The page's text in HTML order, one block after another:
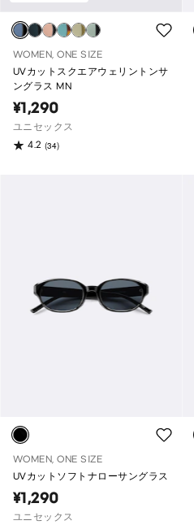
WOMEN, ONE SIZE
UVカットスクエアウェリントンサ
ングラス MN
¥1,290
ユニセックス
4.2 (34)
WOMEN, ONE SIZE
UVカットソフトナローサングラス
¥1,290
ユニセックス